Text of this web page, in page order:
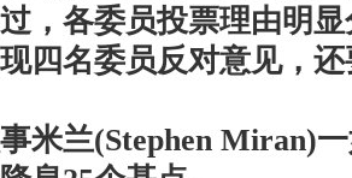
，各委员投票理由明
四名委员反对意见，还
米兰(Stephen Miran)